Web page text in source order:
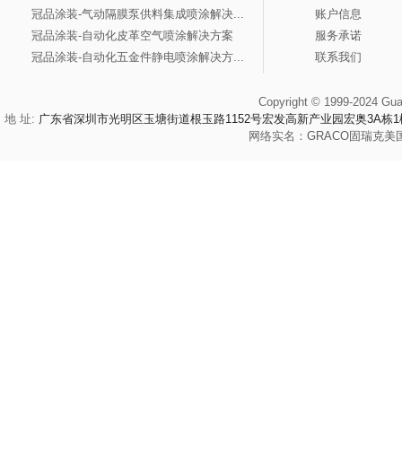
冠品涂装-气动隔膜泵供料集成喷涂解决...
冠品涂装-自动化皮革空气喷涂解决方案
冠品涂装-自动化五金件静电喷涂解决方...
账户信息
服务承诺
联系我们
Copyright © 1999-2024
地 址: 广东省深圳市光明区玉塘街道根玉路1152号宏发高新产业园宏奥3A栋1
网络实名： GRACO固瑞克美